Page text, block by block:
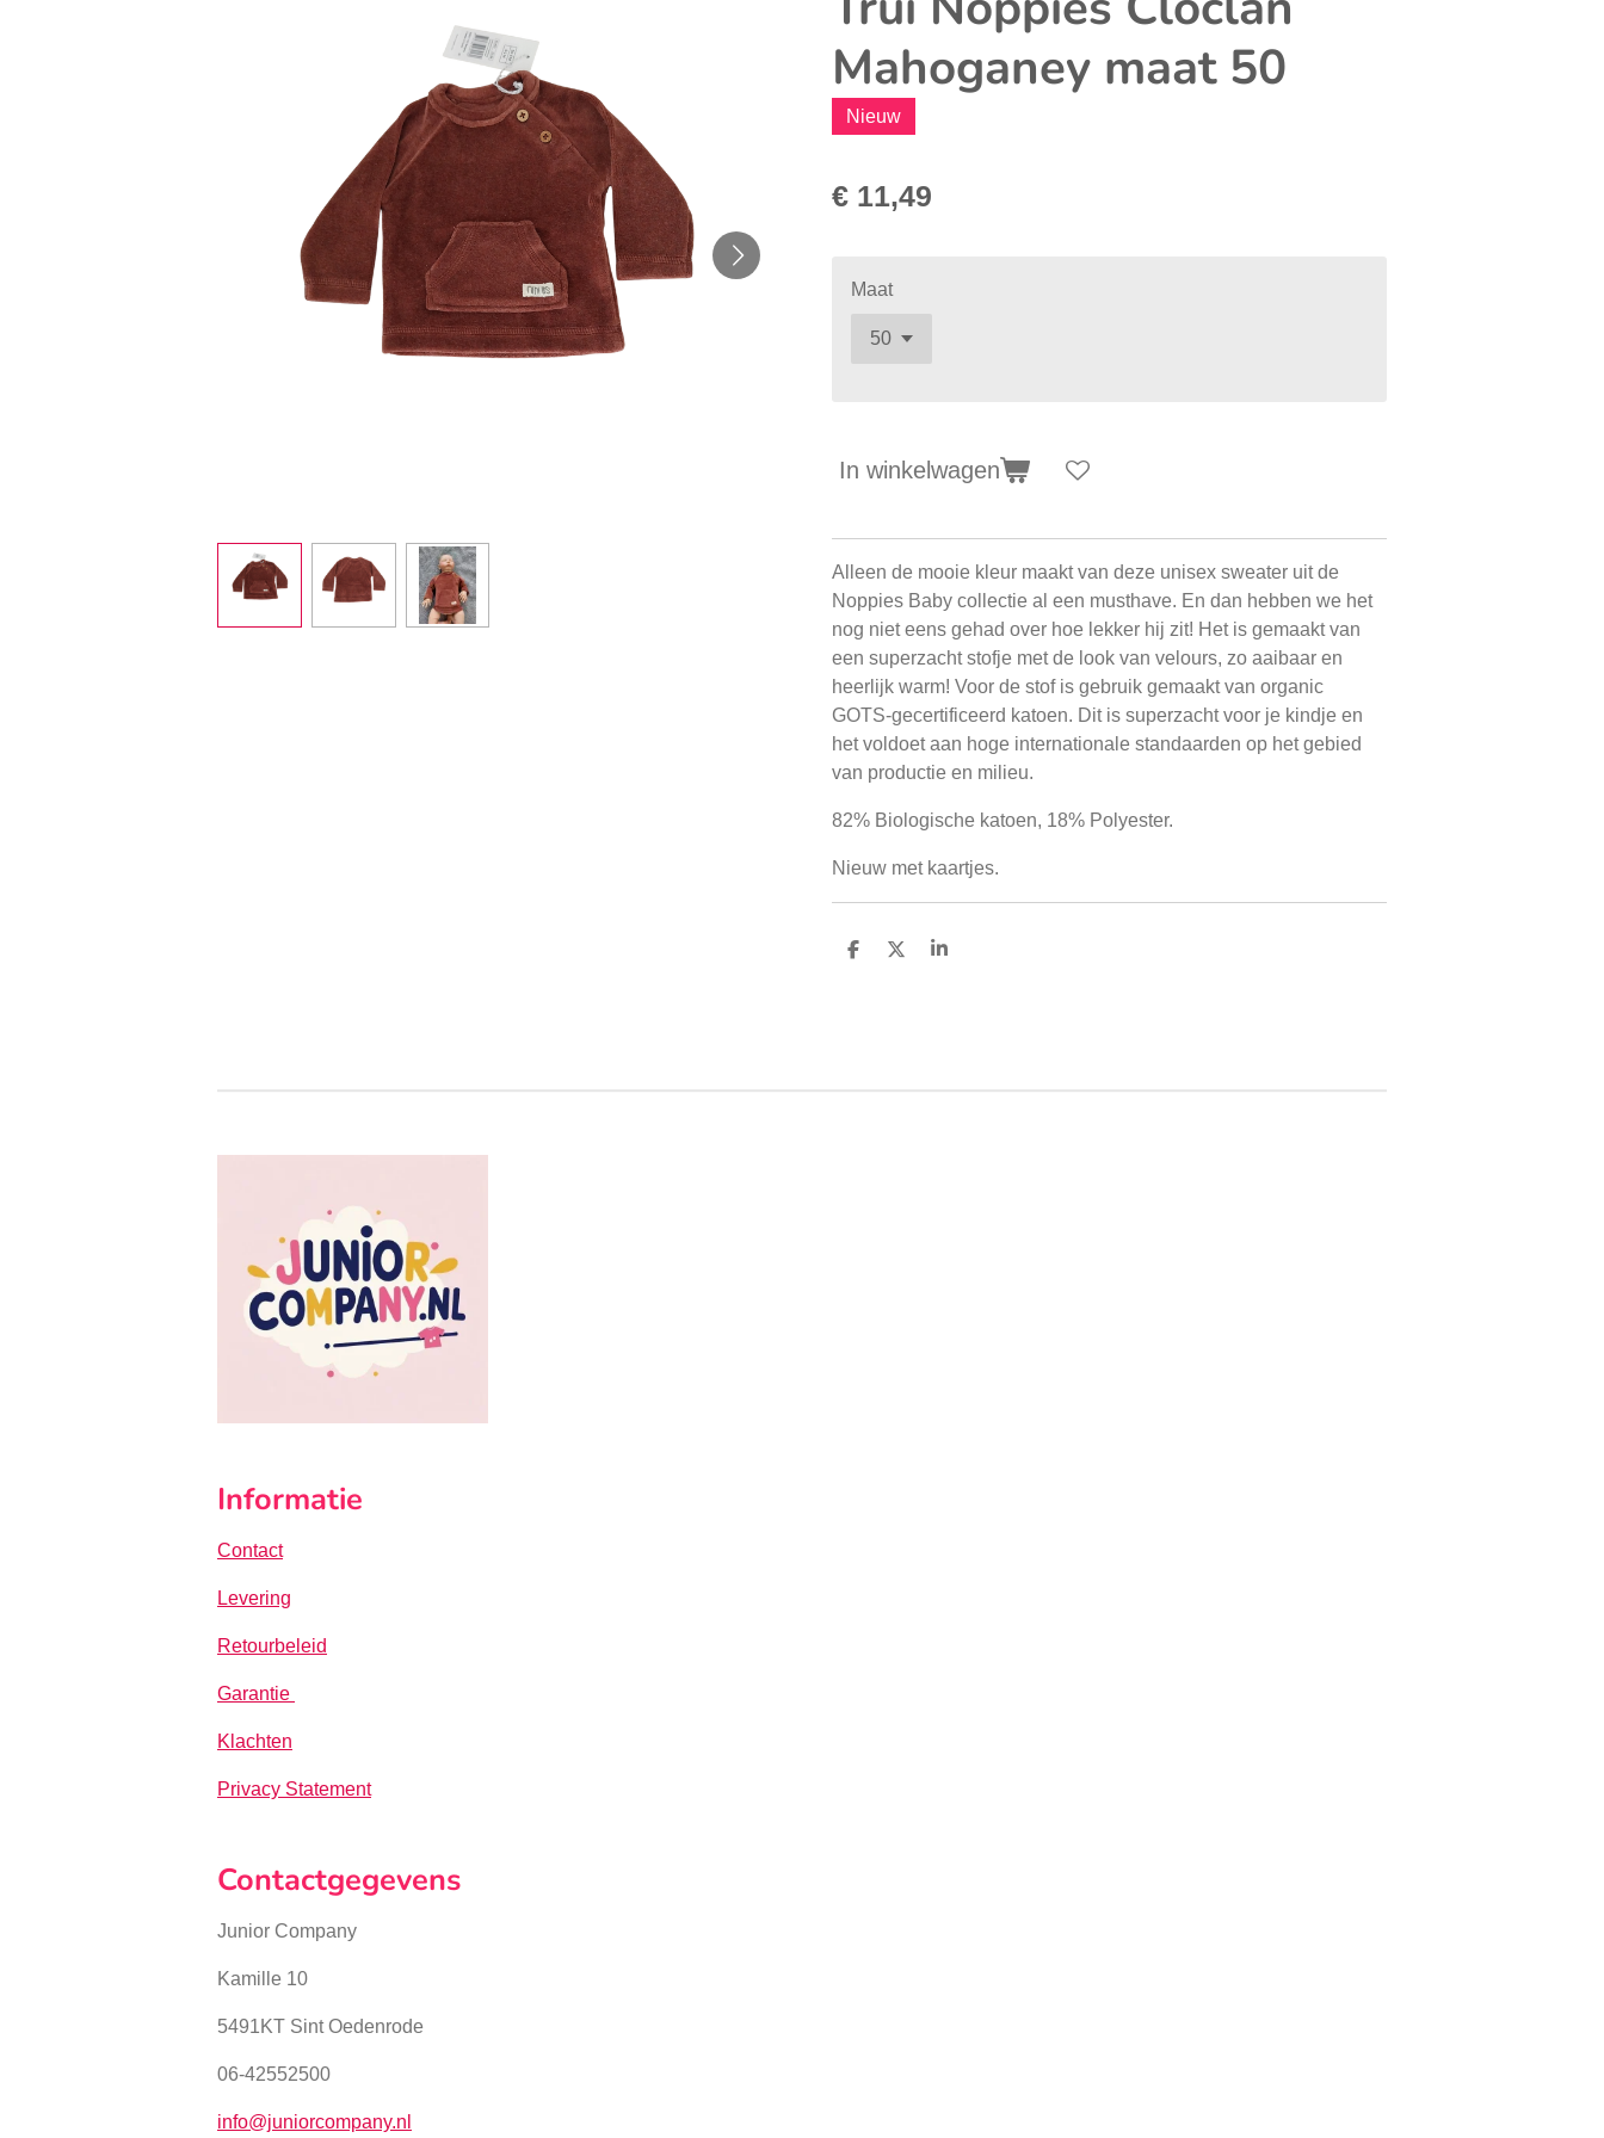
Mahoganey maat 50
Nieuw
€ 11,49
Maat
In winkelwagen
Alleen de mooie kleur maakt van deze unisex sweater uit de
Noppies Baby collectie al een musthave. En dan hebben we het
nog niet eens gehad over hoe lekker hij zit! Het is gemaakt van
een superzacht stofje met de look van velours, zo aaibaar en
heerlijk warm! Voor de stof is gebruik gemaakt van organic
GOTS-gecertificeerd katoen. Dit is superzacht voor je kindje en
het voldoet aan hoge internationale standaarden op het gebied
van productie en milieu.
82% Biologische katoen, 18% Polyester.
Nieuw met kaartjes.
D
D
S
Informatie
Contact
Levering
Retourbeleid
Garantie
Klachten
Privacy Statement
Contactgegevens
Junior Company
Kamille 10
5491KT Sint Oedenrode
06-42552500
info@juniorcompany.nl